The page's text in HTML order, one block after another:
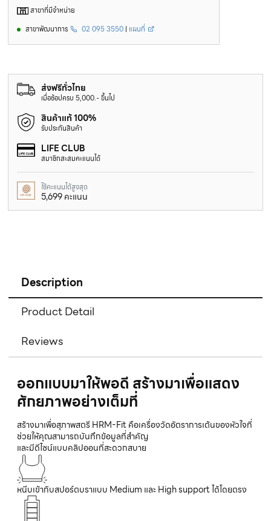
สาขาที่มีจำหน่าย
สาขาพัฒนาการ
02 095 3550| แผนที่
ส่งฟรีทั่วไทย
เมื่อช้อปครบ 5,000.- ขึ้นไป
สินค้าแท้ 100%
รับประกันสินค้า
LIFE CLUB
สมาชิกสะสมคะแนนได้
ใช้คะแนนได้สูงสุด
5,699 คะแนน
Description
Product Detail
Reviews
ออกแบบมาให้พอดี สร้างมาเพื่อแสดง
ศักยภาพอย่างเต็มที่
สร้างมาเพื่อสุภาพสตรี HRM-Fit คือเครื่องวัดอัตราการเต้นของหัวใจที่
ช่วยให้คุณสามารถบันทึกข้อมูลที่สำคัญ
และมีดีไซน์แบบคลิปออนที่สะดวกสบาย
หนีบเข้ากับสปอร์ตบราแบบ Medium และ High support ได้โดยตรง